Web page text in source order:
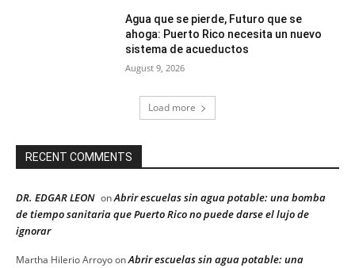
Agua que se pierde, Futuro que se
ahoga: Puerto Rico necesita un nuevo
sistema de acueductos
August 9, 2026
Load more
RECENT COMMENTS
DR. EDGAR LEON onAbrir escuelas sin agua potable: una bomba
de tiempo sanitaria que Puerto Rico no puede darse el lujo de
ignorar
Martha Hilerio ArroyoonAbrir escuelas sin agua potable: una